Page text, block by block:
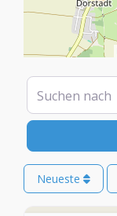
Suchen nach
Neueste